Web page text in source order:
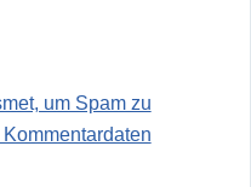
um Spam zu